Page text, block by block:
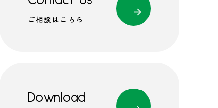
ご相談はこちら
Download